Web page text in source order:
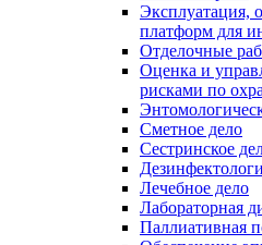
Эксплуатация,
платформ для
Отделочные
Оценка и
рисками по
Сметное дело
Сестринское
Лечебное дело
Лабораторная
Паллиативная